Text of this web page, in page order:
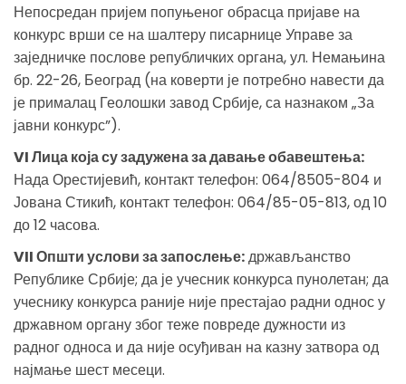
Непосредан пријем попуњеног обрасца пријаве на
конкурс врши се на шалтеру писарнице Управе за
заједничке послове републичких органа, ул. Немањина
бр. 22-26, Београд (на коверти је потребно навести да
је прималац Геолошки завод Србије, са назнаком „За
јавни конкурс”).
VI Лица која су задужена за давање обавештења:
Нада Орестијевић, контакт телефон: 064/8505-804 и
Јована Стикић, контакт телефон: 064/85-05-813, од 10
до 12 часова.
VII Општи услови за запослење:држављанство
Републике Србије; да је учесник конкурса пунолетан; да
учеснику конкурса раније није престајао радни однос у
државном органу због теже повреде дужности из
радног односа и да није осуђиван на казну затвора од
најмање шест месеци.